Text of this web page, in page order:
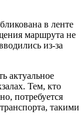
в ленте
маршрута не
из-за
актуальное
Тем, кто
потребуется
такими